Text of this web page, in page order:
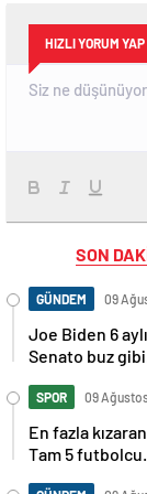
HIZLI YORUM YAP
SON
GÜNDEM 09
Joe Biden 6
Senato buz
SPOR 09
En fazla
Tam 5